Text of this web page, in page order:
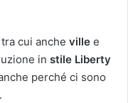
cui anche ville e
in stile Liberty
perché ci sono
.